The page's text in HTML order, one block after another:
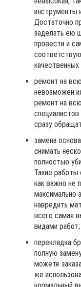
инструменты
Достаточно
заделать ею
провести и
ремонт на
невозможен
ремонт на
сразу
замена
снимать
полностью
Такие
как важно не
максимально
навредить
всего самая
видами работ;
перекладка
полную
можете
же
нормальный